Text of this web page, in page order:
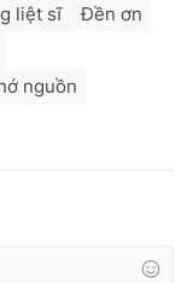
liệt sĩ
Đền ơn
nguồn